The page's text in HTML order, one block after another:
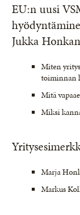
EU:n uusi
Jukka
Miten
toiminnan
Mitä
Miksi
Marja
Markus